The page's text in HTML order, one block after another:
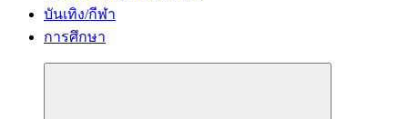
บันเทิง/กีฬา
การศึกษา